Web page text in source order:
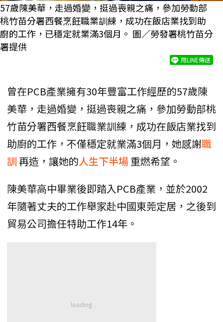
57歲陳美華，走過婚變，挺過喪親之痛，參加勞動部
桃竹苗分署西餐烹飪職業訓練，成功在飯店業找到助
廚的工作，已穩定就業滿3個月。 圖／勞發署桃竹苗分
署提供
用LINE傳送
曾在PCB產業擁有30年豐富工作經歷的57歲陳
美華，走過婚變，挺過喪親之痛，參加勞動部桃
竹苗分署西餐烹飪職業訓練，成功在飯店業找到
助廚的工作，不僅穩定就業滿3個月，她感謝職
訓再造，讓她的人生下半場重燃希望。
陳美華高中畢業後即踏入PCB產業，並於2002
年隨著丈夫的工作舉家赴中國東莞定居，之後到
貿易公司擔任特助工作14年。